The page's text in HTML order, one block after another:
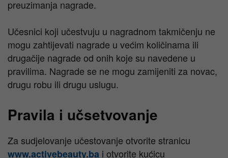
preuzimanja nagrade.
Učesnici koji učestvuju u nagradnom takmičenju ne
mogu zahtijevati nagrade u većim količinama ili
drugačije nagrade od onih koje su navedene u
pravilima. Nagrade se ne mogu zamijeniti za novac,
drugu robu ili drugu uslugu.
Pravila i učsetvovanje
Za sudjelovanje učestovanje otvorite stranicu
www.activebeauty.ba i otvorite kućicu